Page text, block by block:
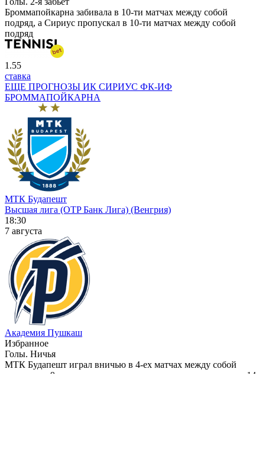
Броммапойкарна забивала в 10-ти матчах между собой
подряд, а Сириус пропускал в 10-ти матчах между собой
подряд
1.55
ставка
ЕЩЕ ПРОГНОЗЫ ИК СИРИУС ФК-ИФ
БРОММАПОЙКАРНА
МТК Будапешт
Высшая лига (OTP Банк Лига) (Венгрия)
18:30
7 августа
Академия Пушкаш
Избранное
Голы. Ничья
МТК Будапешт играл вничью в 4-ех матчах между собой
подряд и в 9-ти своих матчах в этом турнире из последних 14-